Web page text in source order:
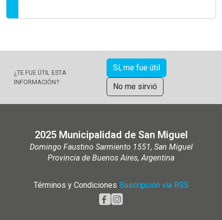
¿TE FUE ÚTIL ESTA
INFORMACIÓN?
Sí, me fue útil
No me sirvió
2025 Municipalidad de San Miguel
Domingo Faustino Sarmiento 1551, San Miguel
Provincia de Buenos Aires, Argentina
Términos y Condiciones Suscripción vía RSS